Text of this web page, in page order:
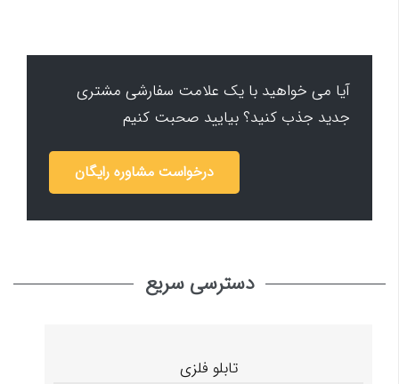
آیا می خواهید با یک علامت سفارشی مشتری
جدید جذب کنید؟ بیایید صحبت کنیم
درخواست مشاوره رایگان
دسترسی سریع
تابلو فلزی